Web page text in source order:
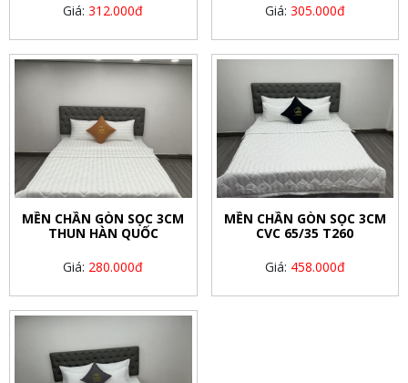
Giá: 312.000đ
Giá: 305.000đ
MỀN CHẦN GÒN SỌC 3CM
THUN HÀN QUỐC
Giá: 280.000đ
MỀN CHẦN GÒN SỌC 3CM
CVC 65/35 T260
Giá: 458.000đ